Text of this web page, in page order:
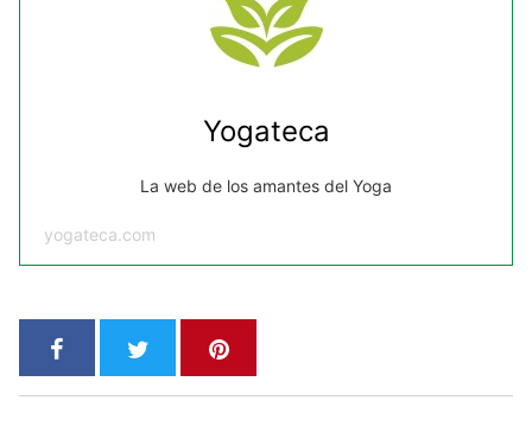
Yogateca
La web de los amantes del Yoga
yogateca.com